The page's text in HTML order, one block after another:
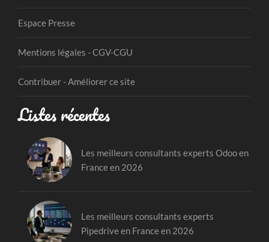
Espace Presse
Mentions légales - CGV-CGU
Contribuer - Améliorer ce site
Listes récentes
Les meilleurs consultants experts Odoo en
France en 2026
Les meilleurs consultants experts
Pipedrive en France en 2026